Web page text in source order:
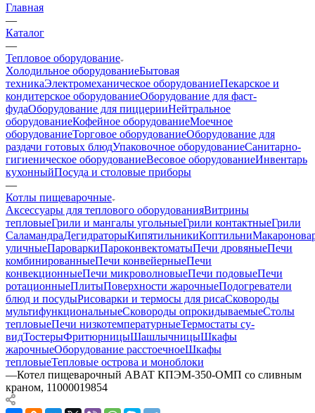
Главная
—
Каталог
—
Тепловое оборудование
Холодильное оборудованиеБытовая
техникаЭлектромеханическое оборудованиеПекарское и
кондитерское оборудованиеОборудование для фаст-
фудаОборудование для пиццерииНейтральное
оборудованиеКофейное оборудованиеМоечное
оборудованиеТорговое оборудованиеОборудование для
раздачи готовых блюдУпаковочное оборудованиеСанитарно-
гигиеническое оборудованиеВесовое оборудованиеИнвентарь
кухонныйПосуда и столовые приборы
—
Котлы пищеварочные
Аксессуары для теплового оборудованияВитрины
тепловыеГрили и мангалы угольныеГрили контактныеГрили
СаламандраДегидраторыКипятильникиКоптильни
уличныеПароваркиПароконвектоматыПечи дровяныеПечи
комбинированныеПечи конвейерныеПечи
конвекционныеПечи микроволновыеПечи подовыеПечи
ротационныеПлитыПоверхности жарочныеПодогреватели
блюд и посудыРисоварки и термосы для рисаСковороды
мультифункциональныеСковороды опрокидываемыеСтолы
тепловыеПечи низкотемпературныеТермостаты су-
видТостерыФритюрницыШашлычницыШкафы
жарочныеОборудование расстоечноеШкафы
тепловыеТепловые острова и моноблоки
—Котел пищеварочный ABAT КПЭМ-350-ОМП со сливным
краном, 11000019854